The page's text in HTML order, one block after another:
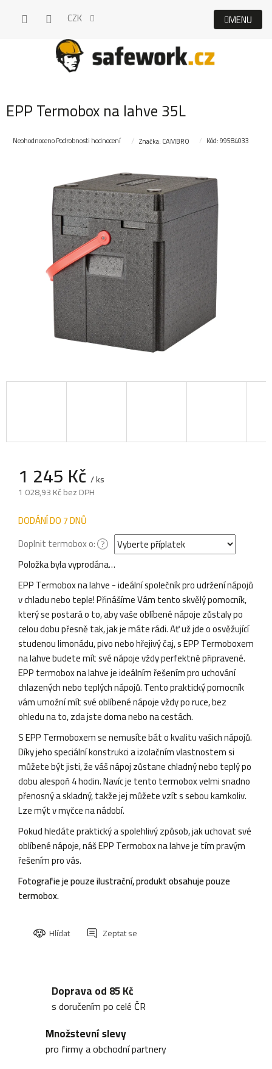
CZK
EPP Termobox na lahve 35L
Průměrné
NeohodnocenoPodrobnosti hodnocení Značka: CAMBRO Kód:99584033
1 245 Kč / ks
1 028,93 Kčbez DPH
cena:
DODÁNÍ DO 7 DNŮ
Doplnit termobox o: ?
Položka byla vyprodána…
EPP Termobox na lahve - ideální společník pro udržení nápojů
v chladu nebo teple! Přinášíme Vám tento skvělý pomocník,
který se postará o to, aby vaše oblíbené nápoje zůstaly po
celou dobu přesně tak, jak je máte rádi. Ať už jde o osvěžující
studenou limonádu, pivo nebo hřejivý čaj, s EPP Termoboxem
na lahve budete mít své nápoje vždy perfektně připravené.
EPP termobox na lahve je ideálním řešením pro uchování
chlazených nebo teplých nápojů. Tento praktický pomocník
vám umožní mít své oblíbené nápoje vždy po ruce, bez
ohledu na to, zda jste doma nebo na cestách.
S EPP Termoboxem se nemusíte bát o kvalitu vašich nápojů.
Díky jeho speciální konstrukci a izolačním vlastnostem si
můžete být jisti, že váš nápoj zůstane chladný nebo teplý po
dobu alespoň 4 hodin. Navíc je tento termobox velmi snadno
přenosný a skladný, takže jej můžete vzít s sebou kamkoliv.
Lze mýt v myčce na nádobí.
Pokud hledáte praktický a spolehlivý způsob, jak uchovat své
oblíbené nápoje, náš EPP Termobox na lahve je tím pravým
řešením pro vás.
Fotografie je pouze ilustrační, produkt obsahuje pouze
termobox.
Zeptat se
Hlídat
Doprava od 85 Kč
s doručením po celé ČR
Množstevní slevy
pro firmy a obchodní partnery